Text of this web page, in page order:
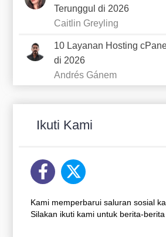
Terunggul di 2026
Caitlin Greyling
10 Layanan Hosting
di 2026
Andrés Gánem
Ikuti Kami
Kami memperbarui saluran sosial
Silakan ikuti kami untuk berita-